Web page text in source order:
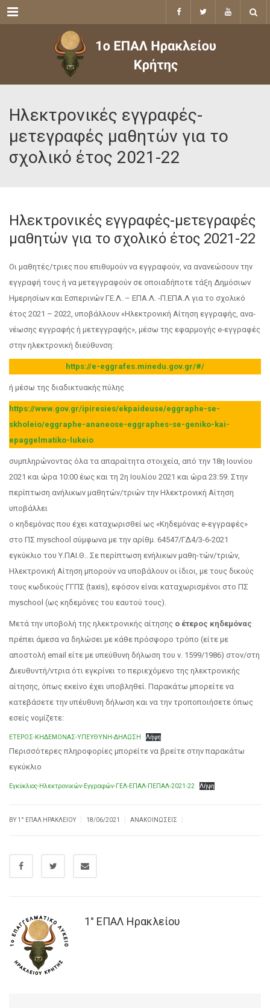
Menu
Ηλεκτρονικές εγγραφές-
μετεγραφές μαθητών για το
σχολικό έτος 2021-22
Ηλεκτρονικές εγγραφές-μετεγραφές
μαθητών για το σχολικό έτος 2021-22
Οι μαθητές/τριες που επιθυμούν να εγγραφούν, να ανανεώσουν την
εγγραφή τους ή να μετεγγραφούν σε οποιαδήποτε τάξη Δημόσιων
Ημερησίων και Εσπερινών ΓΕ.Λ. – ΕΠΑ.Λ. -Π.ΕΠΑ.Λ για το σχολικό
έτος 2021 – 2022, υποβάλλουν «Ηλεκτρονική Αίτηση εγγραφής, ανα-
νέωσης εγγραφής ή μετεγγραφής», μέσω της εφαρμογής e-εγγραφές
στην ηλεκτρονική διεύθυνση:
https://e-eggrafes.minedu.gov.gr/#/
ή μέσω της διαδικτυακής πύλης
https://www.gov.gr/ipiresies/ekpaideuse/eggraphe-se-
skholeio/eggraphe-ananeose-eggraphes-se-geniko-kai-
epaggelmatiko-lukeio
συμπληρώνοντας όλα τα απαραίτητα στοιχεία, από την 18η Ιουνίου
2021 και ώρα 10:00 έως και τη 2η Ιουλίου 2021 και ώρα 23:59. Στην
περίπτωση ανήλικων μαθητών/τριών την Ηλεκτρονική Αίτηση
υποβάλλει
ο κηδεμόνας που έχει καταχωρισθεί ως «Κηδεμόνας e-εγγραφές»
στο ΠΣ myschool σύμφωνα με την αρίθμ. 64547/ΓΔ4/3-6-2021
εγκύκλιο του Υ.ΠΑΙ.Θ.. Σε περίπτωση ενήλικων μαθη-τών/τριών,
Ηλεκτρονική Αίτηση μπορούν να υποβάλουν οι ίδιοι, με τους δικούς
τους κωδικούς ΓΓΠΣ (taxis), εφόσον είναι καταχωρισμένοι στο ΠΣ
myschool (ως κηδεμόνες του εαυτού τους).
Μετά την υποβολή της ηλεκτρονικής αίτησης ο έτερος κηδεμόνας
πρέπει άμεσα να δηλώσει με κάθε πρόσφορο τρόπο (είτε με
αποστολή email είτε με υπεύθυνη δήλωση του ν. 1599/1986) στον/στη
Διευθυντή/ντρια ότι εγκρίνει το περιεχόμενο της ηλεκτρονικής
αίτησης, όπως εκείνο έχει υποβληθεί. Παρακάτω μπορείτε να
κατεβάσετε την υπέυθυνη δήλωση και να την τροποποιήσετε όπως
εσείς νομίζετε:
ΕΤΕΡΟΣ-ΚΗΔΕΜΟΝΑΣ-ΥΠΕΥΘΥΝΗ-ΔΗΛΩΣΗ Λήψη
Περισσότερες πληροφορίες μπορείτε να βρείτε στην παρακάτω
εγκύκλιο
Εγκύκλιος-Ηλεκτρονικών-Εγγραφών-ΓΕΛ-ΕΠΑΛ-ΠΕΠΑΛ-2021-22 Λήψη
BY1° ΕΠΑΛ ΗΡΑΚΛΕΊΟΥ 18/06/2021 ΑΝΑΚΟΙΝΏΣΕΙΣ
1° ΕΠΑΛ Ηρακλείου